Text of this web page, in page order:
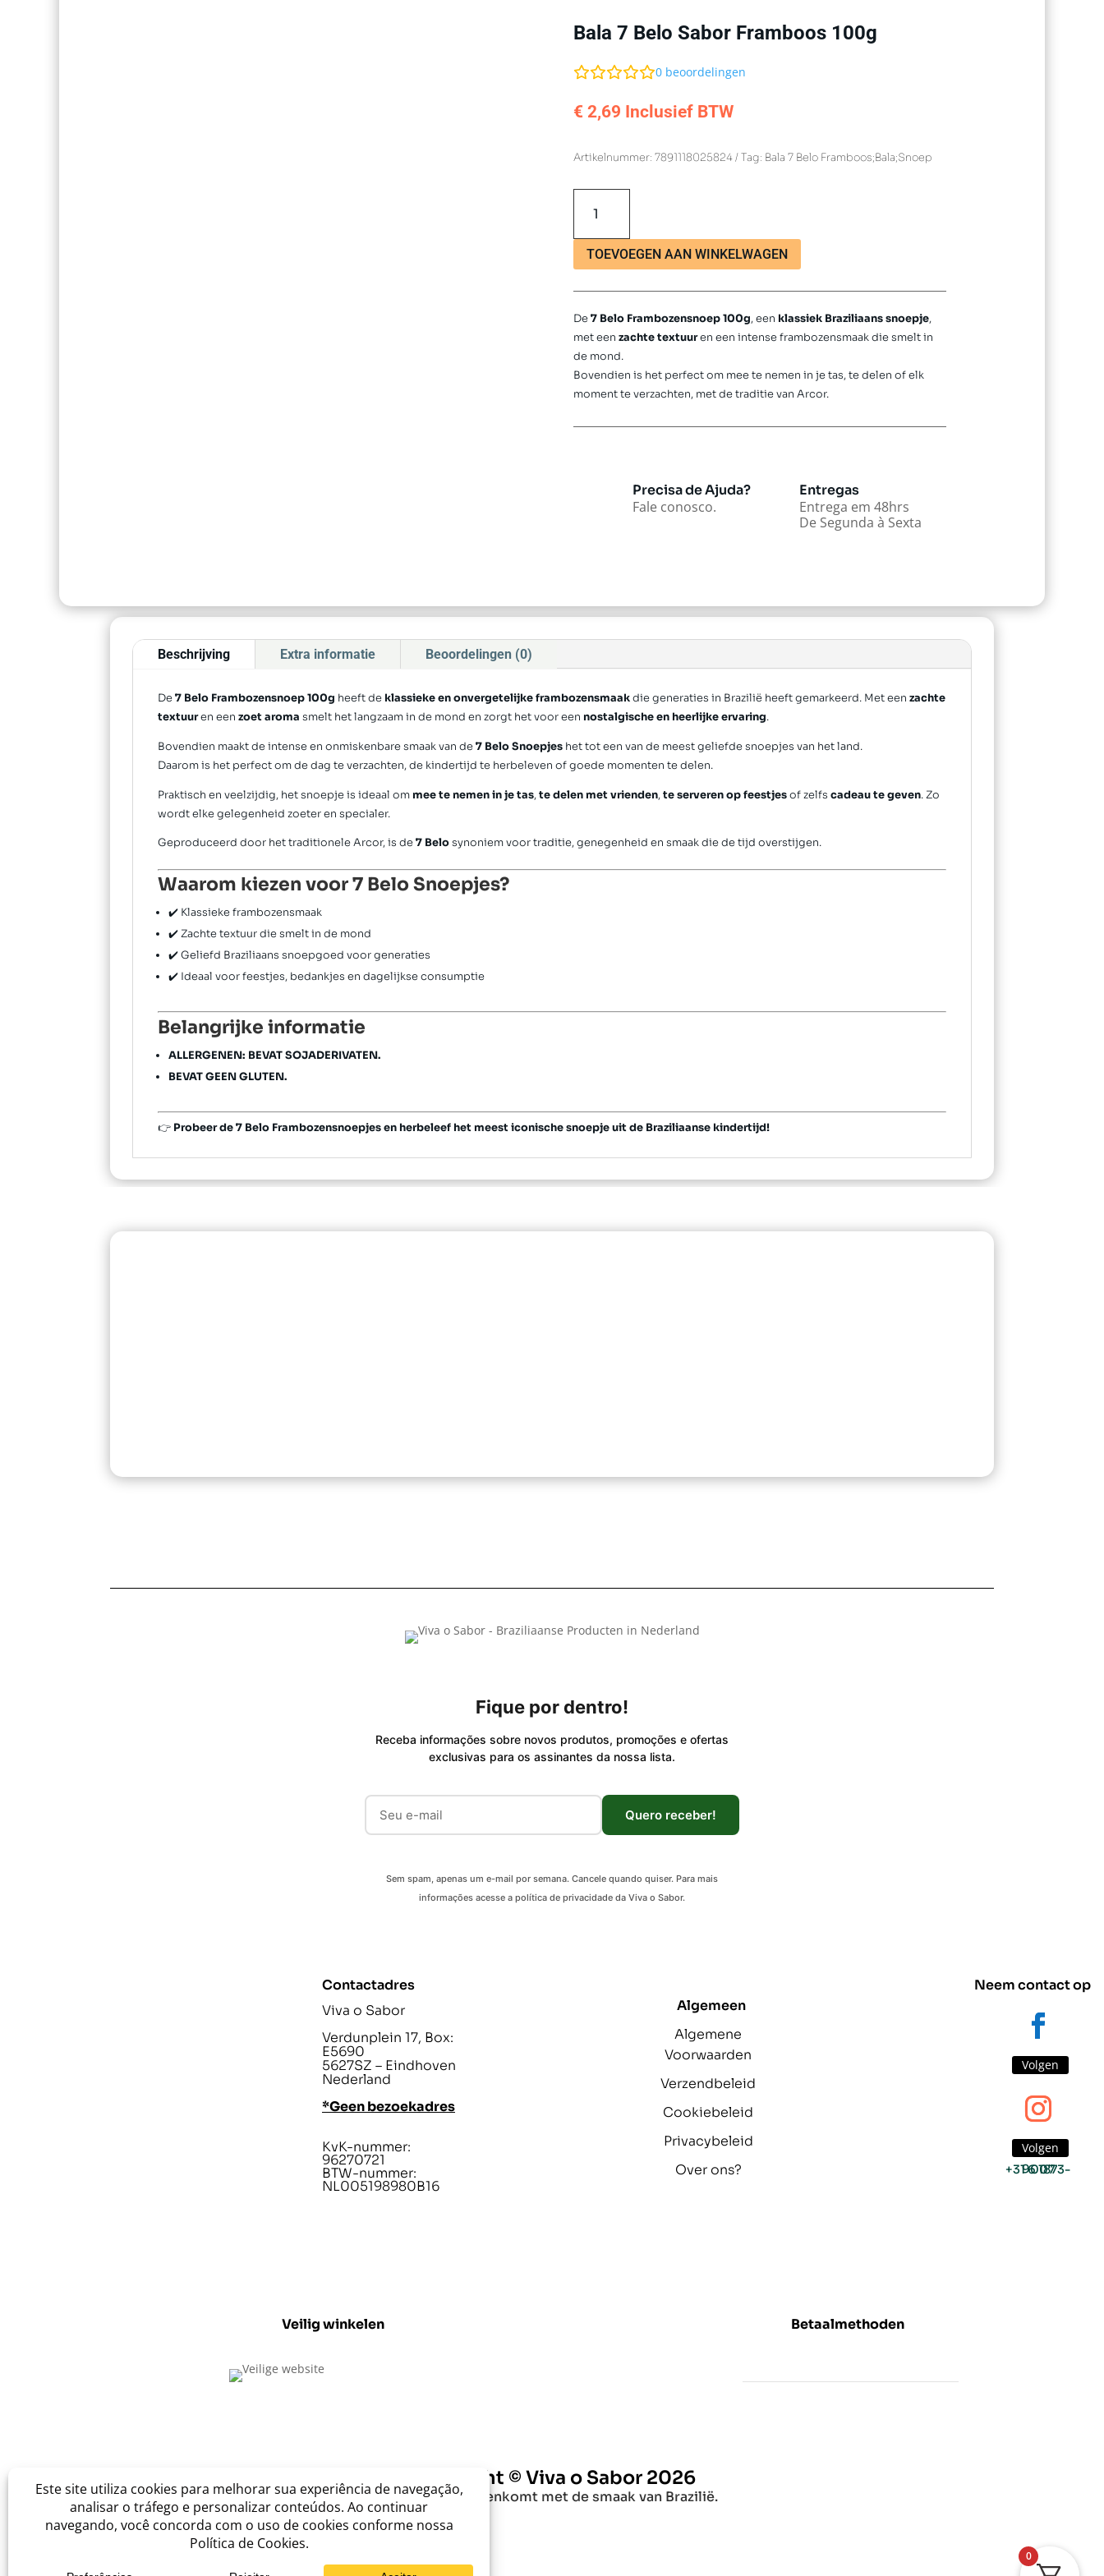
Bala 7 Belo Sabor Framboos 100g
0 beoordelingen
€ 2,69 Inclusief BTW
Artikelnummer:7891118025824 Tag: Bala 7 Belo Framboos;Bala;Snoep
Belo
Sabor
Framboos
100g
aantal
TOEVOEGEN AAN WINKELWAGEN
De7 Belo Frambozensnoep 100g, een klassiek Braziliaans snoepje,
met eenzachte textuuren een intense frambozensmaak die smelt in
de mond.
Bovendien is het perfect om mee te nemen in je tas, te delen of elk
moment te verzachten, met de traditie vanArcor.
Precisa de Ajuda?
Fale conosco.
Entregas
Entrega em 48hrs
De Segunda à Sexta
Beschrijving Extra informatie Beoordelingen (0)
De7 Belo Frambozensnoep 100g heeft de klassieke en onvergetelijke frambozensmaakdie generaties in Brazilië heeft gemarkeerd. Met eenzachte
textuuren eenzoet aroma smelt het langzaam in de mond en zorgt het voor een nostalgische en heerlijke ervaring.
Bovendien maakt de intense en onmiskenbare smaak van de7 Belo Snoepjes het tot een van de meest geliefde snoepjes van het land.
Daarom is het perfect om de dag te verzachten, de kindertijd te herbeleven of goede momenten te delen.
Praktisch en veelzijdig, het snoepje is ideaal om mee te nemen in je tas,te delen met vrienden,te serveren op feestjesof zelfscadeau te geven. Zo
wordt elke gelegenheid zoeter en specialer.
Geproduceerd door het traditioneleArcor, is de7 Belosynoniem voor traditie, genegenheid en smaak die de tijd overstijgen.
Waarom kiezen voor 7 Belo Snoepjes?
✔️ Klassieke frambozensmaak
✔️ Zachte textuur die smelt in de mond
✔️ Geliefd Braziliaans snoepgoed voor generaties
✔️ Ideaal voor feestjes, bedankjes en dagelijkse consumptie
Belangrijke informatie
ALLERGENEN: BEVAT SOJADERIVATEN.
BEVAT GEEN GLUTEN.
👉 Probeer de 7 Belo Frambozensnoepjes en herbeleef het meest iconische snoepje uit de Braziliaanse kindertijd!
Fique por dentro!
Receba informações sobre novos produtos, promoções e ofertas
exclusivas para os assinantes da nossa lista.
Quero receber!
Sem spam, apenas um e-mail por semana. Cancele quando quiser. Para mais
informações acesse a política de privacidade da Viva o Sabor.
Contactadres
Viva o Sabor
Verdunplein 17, Box:
E5690
5627SZ – Eindhoven
Nederland
*Geen bezoekadres
KvK-nummer:
96270721
BTW-nummer:
NL005198980B16
Algemeen
Algemene
Voorwaarden
Verzendbeleid
Cookiebeleid
Privacybeleid
Over ons?
Neem contact op
Volgen
Volgen
+31 6 1873-9007
Veilig winkelen Betaalmethoden
Copyright © Viva o Sabor 2026
Waar zorg samenkomt met de smaak van Brazilië.
0